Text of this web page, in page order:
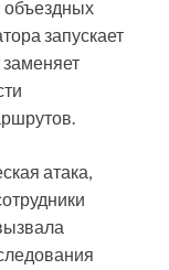
объездных
запускает
атака,